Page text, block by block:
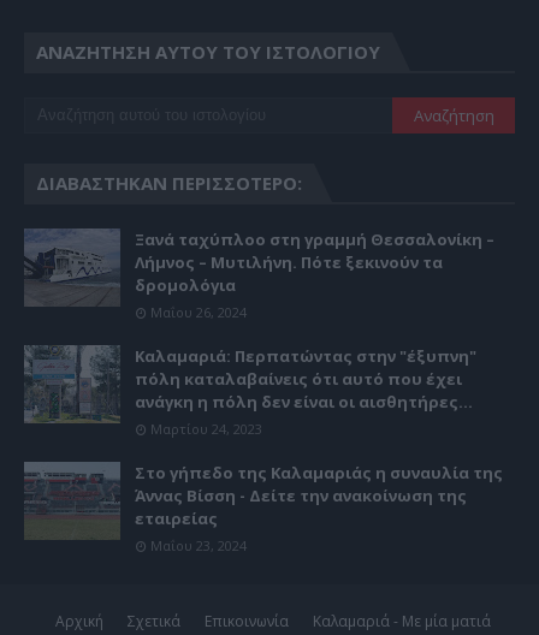
ΑΝΑΖΉΤΗΣΗ ΑΥΤΟΎ ΤΟΥ ΙΣΤΟΛΟΓΊΟΥ
ΔΙΑΒΆΣΤΗΚΑΝ ΠΕΡΙΣΣΌΤΕΡΟ:
Ξανά ταχύπλοο στη γραμμή Θεσσαλονίκη –
Λήμνος – Μυτιλήνη. Πότε ξεκινούν τα
δρομολόγια
Μαΐου 26, 2024
Καλαμαριά: Περπατώντας στην "έξυπνη"
πόλη καταλαβαίνεις ότι αυτό που έχει
ανάγκη η πόλη δεν είναι οι αισθητήρες...
Μαρτίου 24, 2023
Στο γήπεδο της Καλαμαριάς η συναυλία της
Άννας Βίσση - Δείτε την ανακοίνωση της
εταιρείας
Μαΐου 23, 2024
Αρχική Σχετικά Επικοινωνία Καλαμαριά - Με μία ματιά